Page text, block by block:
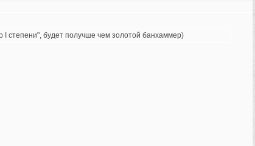
I степени", будет получше чем золотой банхаммер)